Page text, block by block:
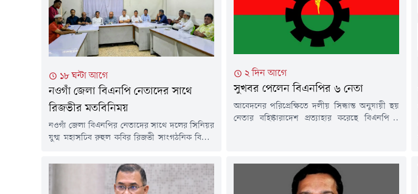
১৮ ঘন্টা আগে
নওগাঁ জেলা বিএনপি নেতাদের সাথে
রিজভীর মতবিনিময়
নওগাঁ জেলা বিএনপির নেতাদের সাথে দলের সিনিয়র
যুগ্ম মহাসচিব রুহুল কবির রিজভী সাংগঠনিক বিষয়ে
রাজধানীর নয়াপল্টনে বিএনপির কেন্দ্রীয় কার্যালয়ে এ
মতবিনিময় সভা অনুষ্ঠিত হয়। সভায় দলের
সাংগঠনিক বিভিন্ন বিষয় নিয়ে আলোচনা করেন
২ দিন আগে
সুখবর পেলেন বিএনপির ৬ নেতা
আবেদনের পরিপ্রেক্ষিতে দলীয় সিদ্ধান্ত অনুযায়ী ছয়
নেতার বহিষ্কারাদেশ প্রত্যাহার করেছে বিএনপি ।
ইতোপূর্বে দলীয় শৃঙ্খলা ভঙ্গ এবং দলের নীতি ও
আদর্শ পরিপন্থী কার্যকলাপের জন্য নড়াইল জেলাধীন
নড়াইল সদর পৌর বিএনপির সাবেক সভাপতি